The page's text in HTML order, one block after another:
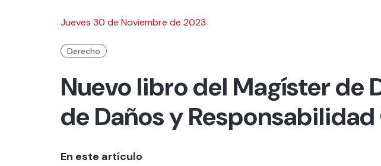
Jueves 30 de Noviembre de 2023
Derecho
Nuevo libro del Magíster de
de Daños y
En este artículo